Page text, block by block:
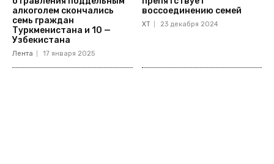
алкоголем скончались
семь граждан
Туркменистана и 10 —
Узбекистана
Лента 17 января 2025
воссоединению семей
ХТ 23 декабря 2024